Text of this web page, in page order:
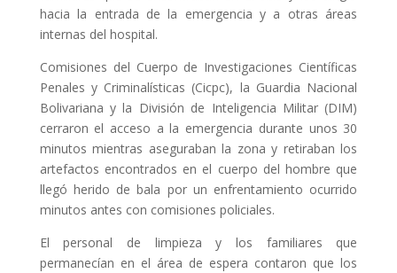
hacia la entrada de la emergencia y a otras áreas
internas del hospital.
Comisiones del Cuerpo de Investigaciones Científicas
Penales y Criminalísticas (Cicpc), la Guardia Nacional
Bolivariana y la División de Inteligencia Militar (DIM)
cerraron el acceso a la emergencia durante unos 30
minutos mientras aseguraban la zona y retiraban los
artefactos encontrados en el cuerpo del hombre que
llegó herido de bala por un enfrentamiento ocurrido
minutos antes con comisiones policiales.
El personal de limpieza y los familiares que
permanecían en el área de espera contaron que los